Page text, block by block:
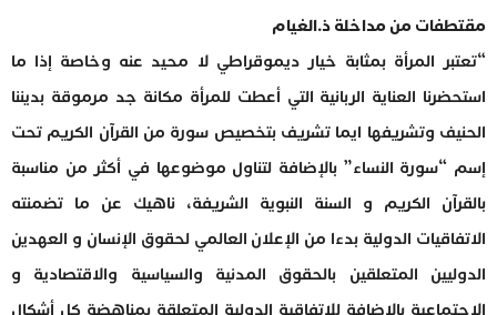
مقتطفات من مداخلة ذ.الغيام
“تعتبر المرأة بمثابة خيار ديموقراطي لا محيد عنه وخاصة إذا ما
استحضرنا العناية الربانية التي أعطت للمرأة مكانة جد مرموقة بديننا
الحنيف وتشريفها ايما تشريف بتخصيص سورة من القرآن الكريم تحت
إسم “سورة النساء” بالإضافة لتناول موضوعها في أكثر من مناسبة
بالقرآن الكريم و السنة النبوية الشريفة، ناهيك عن ما تضمنته
الاتفاقيات الدولية بدءا من الإعلان العالمي لحقوق الإنسان و العهدين
الدوليين المتعلقين بالحقوق المدنية والسياسية والاقتصادية و
الاجتماعية بالإضافة للاتفاقية الدولية المتعلقة بمناهضة كل أشكال